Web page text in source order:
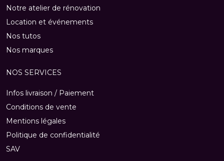
Notre atelier de rénovation
Location et événements
Nos tutos
Nos marques
NOS SERVICES
Infos livraison / Paiement
Conditions de vente
Mentions légales
Politique de confidentialité
SAV